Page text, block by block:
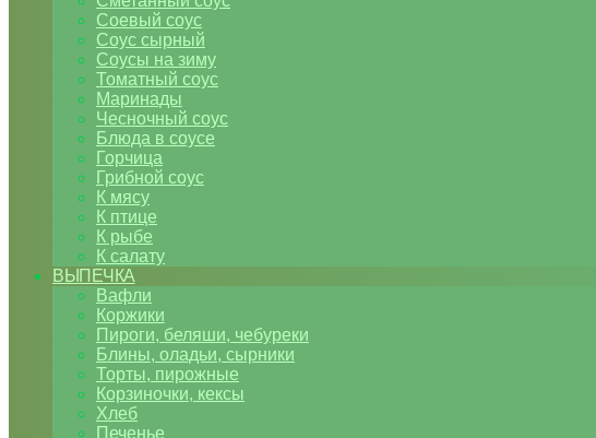
Соевый соус
Соус сырный
Соусы на зиму
Томатный соус
Маринады
Чесночный соус
Блюда в соусе
Горчица
Грибной соус
К мясу
К птице
К рыбе
К салату
ВЫПЕЧКА
Вафли
Коржики
Пироги, беляши, чебуреки
Блины, оладьи, сырники
Торты, пирожные
Корзиночки, кексы
Хлеб
Печенье